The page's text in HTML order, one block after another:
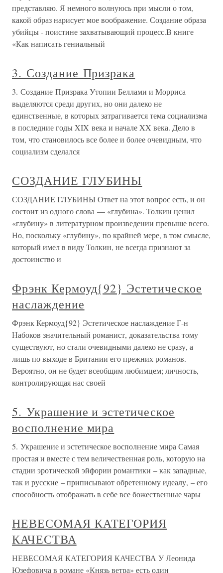
представляю. Я немного волнуюсь при мысли о том,
какой образ нарисует мое воображение. Создание образа
убийцы - поистине захватывающий процесс.В книге
«Как написать гениальный
3. Создание Призрака
3. Создание Призрака Утопии Беллами и Морриса
выделяются среди других, но они далеко не
единственные, в которых затрагивается тема социализма
в последние годы XIX века и начале XX века. Дело в
том, что становилось все более и более очевидным, что
социализм сделался
СОЗДАНИЕ ГЛУБИНЫ
СОЗДАНИЕ ГЛУБИНЫ Ответ на этот вопрос есть, и он
состоит из одного слова — «глубина». Толкин ценил
«глубину» в литературном произведении превыше всего.
Но, поскольку «глубину», по крайней мере, в том смысле,
который имел в виду Толкин, не всегда признают за
достоинство и
Фрэнк Кермоуд{92} Эстетическое
наслаждение
Фрэнк Кермоуд{92} Эстетическое наслаждение Г-н
Набоков значительный романист, доказательства тому
существуют, но стали очевидными далеко не сразу, а
лишь по выходе в Британии его прежних романов.
Вероятно, он не будет всеобщим любимцем; личность,
контролирующая нас своей
5. Украшение и эстетическое
восполнение мира
5. Украшение и эстетическое восполнение мира Самая
простая и вместе с тем величественная роль, которую на
стадии эротической эйфории романтики – как западные,
так и русские – приписывают обретенному идеалу, – его
способность отображать в себе все божественные чары
НЕВЕСОМАЯ КАТЕГОРИЯ
КАЧЕСТВА
НЕВЕСОМАЯ КАТЕГОРИЯ КАЧЕСТВА У Леонида
Юзефовича в романе «Князь ветра» есть один